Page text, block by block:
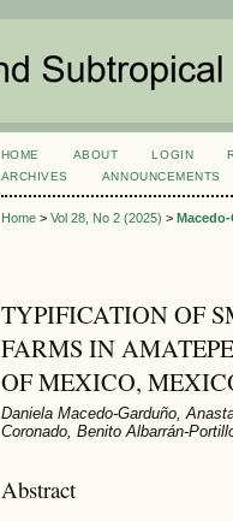
HOME ABOUT LOGIN
ARCHIVES
ANNOUNCEMENTS
Home> Vol 28, No 2 (2025) >
TYPIFICATION OF
FARMS IN
OF MEXICO,
Daniela Macedo-Garduño,
Coronado, Benito Albarrán-
Abstract